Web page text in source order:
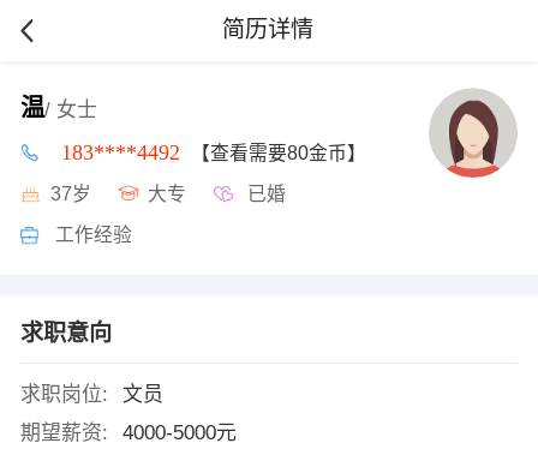
简历详情
温/ 女士
183****4492 【查看需要80金币】
37岁 大专 已婚
工作经验
求职意向
求职岗位:
文员
期望薪资:
4000-5000元